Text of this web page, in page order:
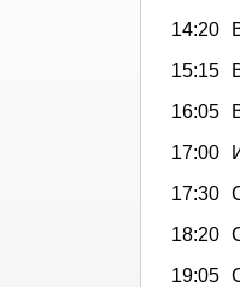
14:20
15:15
16:05
17:00
17:30
18:20
19:05